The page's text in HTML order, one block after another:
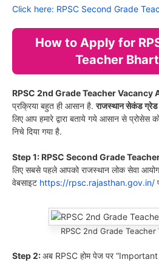
Click here: RPSC Second Grade
How to Apply for
Teacher
RPSC 2nd Grade Teacher Vacancy
प्रक्रिया बहुत ही आसान है.राजस्थान सेकंड ग्रेड
लिए आप हमारे द्वारा बताये गये आसान से प्रोसेस
निचे दिया गया है.
Step 1: RPSC Second Grade
लिए सबसे पहले आपको राजस्थान लोक सेवा
वेबसाइट https://rpsc.rajasthan.gov.in/
RPSC 2nd Grade
Step 2:अब RPSC होम पेज पर